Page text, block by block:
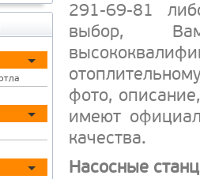
291-69-81
выбор,
фото,
имеют
качества.
Насосные